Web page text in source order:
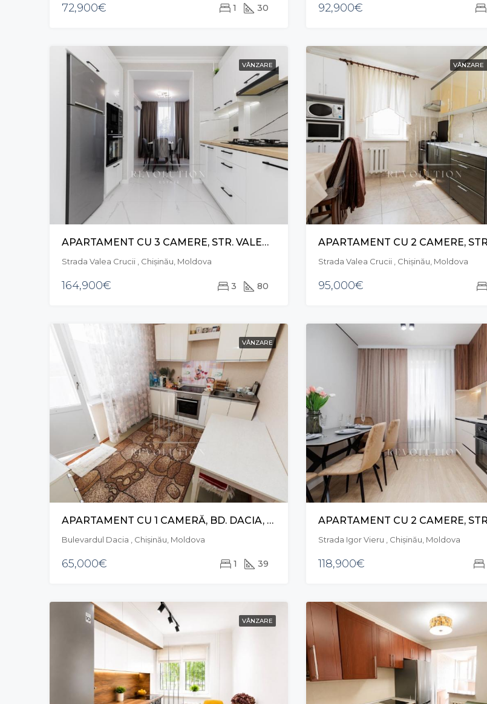
72,900€ 1 30 92,900€
VÂNZARE
APARTAMENT CU 3 CAMERE, STR. VALEA CRUCII, BOTANICA
Strada Valea Crucii , Chișinău, Moldova
164,900€ 3 80
VÂNZARE
Strada Valea Crucii , Chișinău, Moldova
95,000€
VÂNZARE
APARTAMENT CU 1 CAMERĂ, BD. DACIA, BOTANICA
Bulevardul Dacia , Chișinău, Moldova
65,000€ 1 39
Strada Igor Vieru , Chișinău, Moldova
118,900€
VÂNZARE